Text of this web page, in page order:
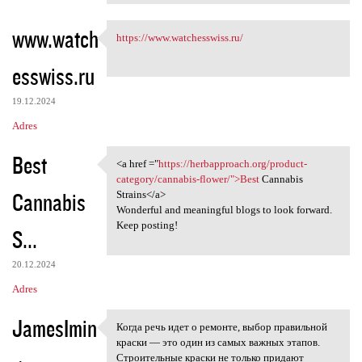
www.watch
esswiss.ru
19.12.2024
Adres
https://www.watchesswiss.ru/
https://www.watchesswiss.ru/
Best
Cannabis
S...
20.12.2024
Adres
<a href ="https:/
<a href ="https://herbapproach.org/product-
category/cannabis-flower/">BestCannabis
Strains</a>
Wonderful and meaningful blogs to look forward.
Keep posting!
JamesImin Когда речь идет о ремонте,
Когда речь идет о ремонте, выбор правильной
краски — это один из самых важных этапов.
Строительные краски не только придают